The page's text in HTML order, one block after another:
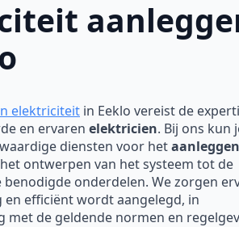
elektriciteit in Eeklo vereist de
en ervaren elektricien. Bij ons kun
diensten voor het
ontwerpen van het systeem tot de
benodigde onderdelen. We zorgen
en efficiënt wordt aangelegd, in
met de geldende normen en